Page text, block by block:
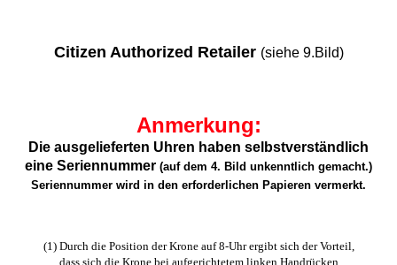
Citizen Authorized Retailer (siehe 9.Bild)
Anmerkung:
Die ausgelieferten Uhren haben selbstverständlich
eine Seriennummer (auf dem 4. Bild unkenntlich gemacht.)
Seriennummer wird in den erforderlichen Papieren vermerkt.
(1) Durch die Position der Krone auf 8-Uhr ergibt sich der Vorteil,
dass sich die Krone bei aufgerichtetem linken Handrücken